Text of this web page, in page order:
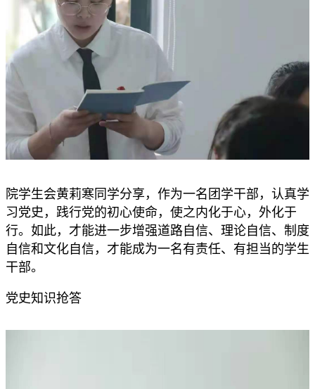
院学生会黄莉寒同学分享，作为一名团学干部，认真学
习党史，践行党的初心使命，使之内化于心，外化于
行。如此，才能进一步增强道路自信、理论自信、制度
自信和文化自信，才能成为一名有责任、有担当的学生
干部。
党史知识抢答